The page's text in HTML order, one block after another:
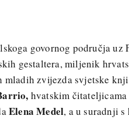
govornog područja uz
gestaltera, miljenik
mladih zvijezda svjetske
hvatskim
Elena Medel, a u suradnji